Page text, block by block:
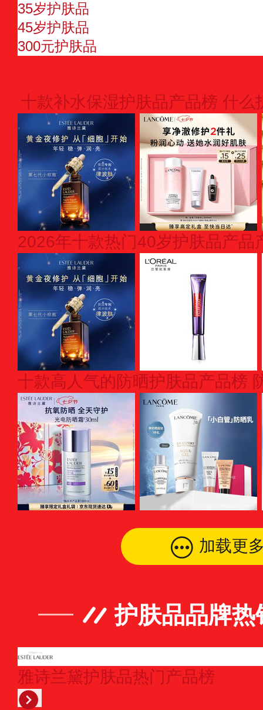
35岁护肤品
45岁护肤品
300元护肤品
十款补水保湿护肤品产品榜 什么
加载更
护肤品品牌热
雅诗兰黛护肤品热门产品榜